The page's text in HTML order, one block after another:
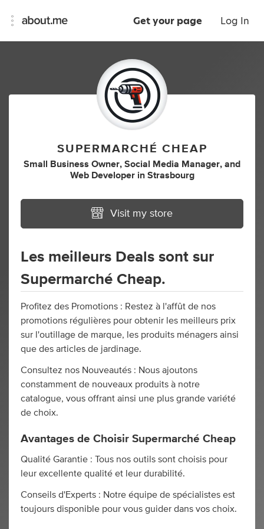
Get your page Log In
SUPERMARCHÉ CHEAP
Small Business Owner, Social Media Manager, and
Web Developer in Strasbourg
Visit my store
Les meilleurs Deals sont sur
Supermarché Cheap.
Profitez des Promotions : Restez à l'affût de nos
promotions régulières pour obtenir les meilleurs prix
sur l'outillage de marque, les produits ménagers ainsi
que des articles de jardinage.
Consultez nos Nouveautés : Nous ajoutons
constamment de nouveaux produits à notre
catalogue, vous offrant ainsi une plus grande variété
de choix.
Avantages de Choisir Supermarché Cheap
Qualité Garantie : Tous nos outils sont choisis pour
leur excellente qualité et leur durabilité.
Conseils d'Experts : Notre équipe de spécialistes est
toujours disponible pour vous guider dans vos choix.